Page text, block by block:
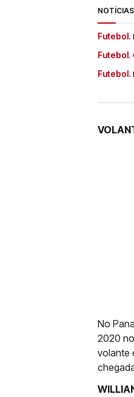
Futebol.
Futebol.
Futebol.
No
2020
volante